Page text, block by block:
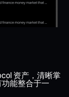
资产，清晰掌
能整合于一